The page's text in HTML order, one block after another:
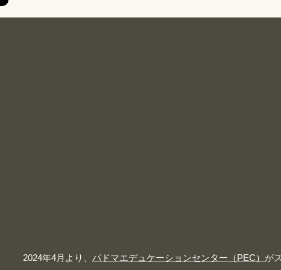
2024年4月より、 パドマエデュケーションセンター（PEC） が